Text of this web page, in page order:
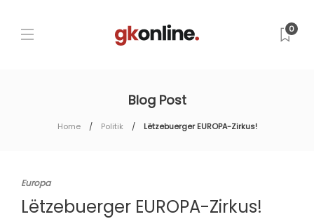
0
Blog Post
Home Politik Lëtzebuerger EUROPA-Zirkus!
Europa
Lëtzebuerger EUROPA-Zirkus!